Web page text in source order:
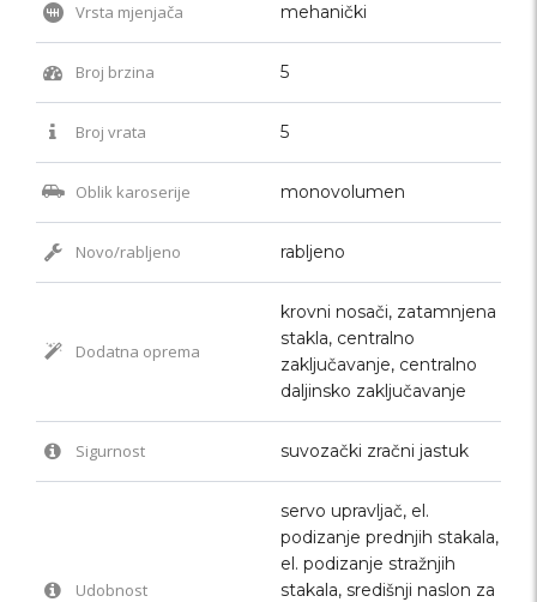
Vrsta mjenjača mehanički
Broj brzina 5
Broj vrata 5
Oblik karoserije monovolumen
Novo/rabljeno rabljeno
Dodatna oprema
krovni nosači, zatamnjena
stakla, centralno
zaključavanje, centralno
daljinsko zaključavanje
Sigurnost suvozački zračni jastuk
Udobnost
servo upravljač, el.
podizanje prednjih stakala,
el. podizanje stražnjih
stakala, središnji naslon za